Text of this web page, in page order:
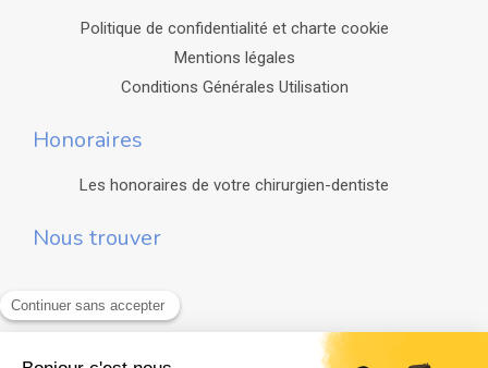
Politique de confidentialité et charte cookie
Mentions légales
Conditions Générales Utilisation
Honoraires
Les honoraires de votre chirurgien-dentiste
Nous trouver